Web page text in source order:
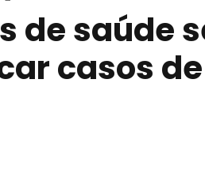
de saúde
casos